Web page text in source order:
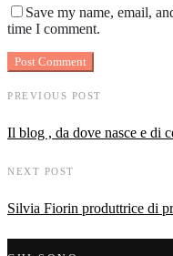
Save my name, email,
time I comment.
PREVIOUS POST
Il blog , da dove nasce e di
NEXT POST
Silvia Fiorin produttrice di